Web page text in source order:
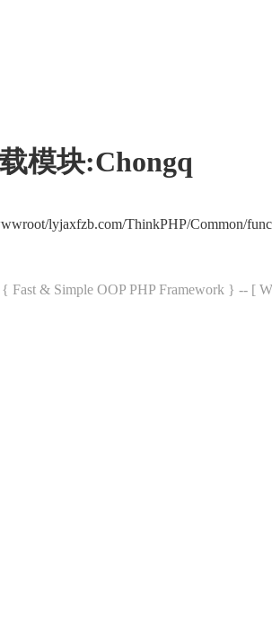
模块:Chongq
lyjaxfzb.com/ThinkPHP/Common/
{ Fast & Simple OOP PHP Framework } -- [